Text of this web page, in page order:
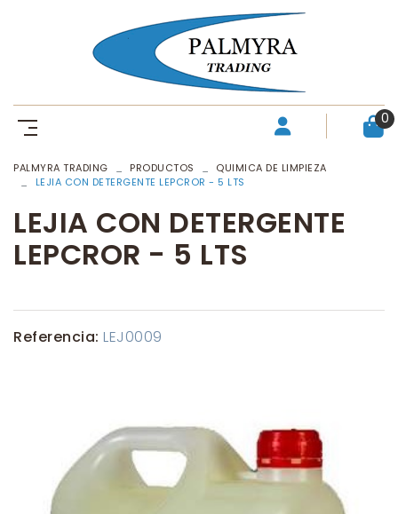
0
PALMYRA TRADING PRODUCTOS
QUIMICA DE LIMPIEZA
LEJIA CON DETERGENTE LEPCROR - 5 LTS
LEJIA CON DETERGENTE
LEPCROR - 5 LTS
Referencia: LEJ0009